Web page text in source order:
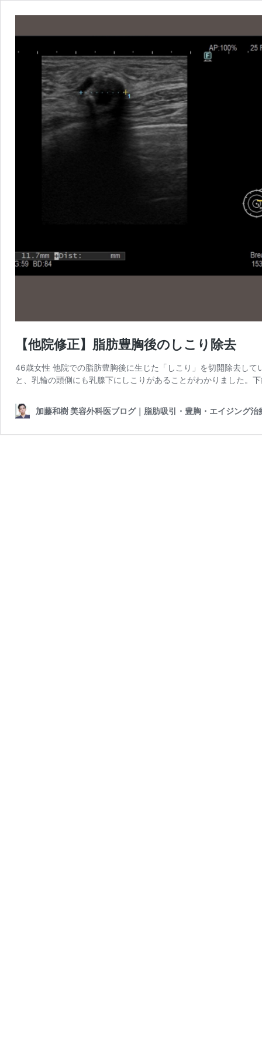
【他院修正】脂肪豊胸後のしこり除去
46歳女性 他院での脂肪豊胸後に生じた「しこり」を切開除去し
と、乳輪の頭側にも乳腺下にしこりがあることがわかりました。
加藤和樹 美容外科医ブログ｜脂肪吸引・豊胸・エイジング治